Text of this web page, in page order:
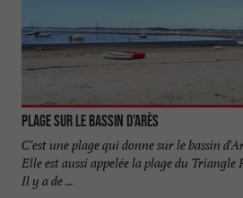
Plage sur le bassin d'Arès
C'est une plage qui donne sur le bassin
Elle est aussi appelée la plage du Triangle
Il y a de ...